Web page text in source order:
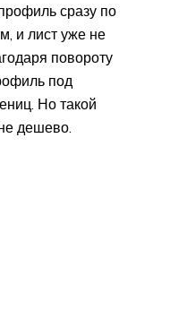
сразу по
и лист уже не
повороту
под
Но такой
дешево.